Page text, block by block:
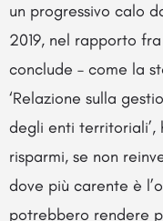
un progressivo calo
2019, nel rapporto
conclude – come la
‘Relazione sulla
degli enti
risparmi, se non
dove più carente è
potrebbero rendere